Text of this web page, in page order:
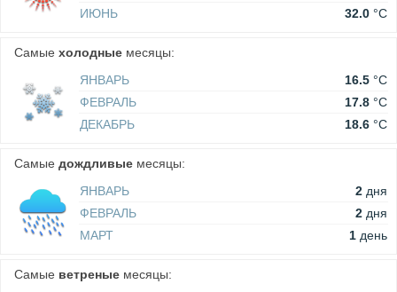
ИЮНЬ
32.0 °C
Самые холодные месяцы:
ЯНВАРЬ
16.5 °C
ФЕВРАЛЬ
17.8 °C
ДЕКАБРЬ
18.6 °C
Самые дождливые месяцы:
ЯНВАРЬ
2 дня
ФЕВРАЛЬ
2 дня
МАРТ
1 день
Самые ветреные месяцы: